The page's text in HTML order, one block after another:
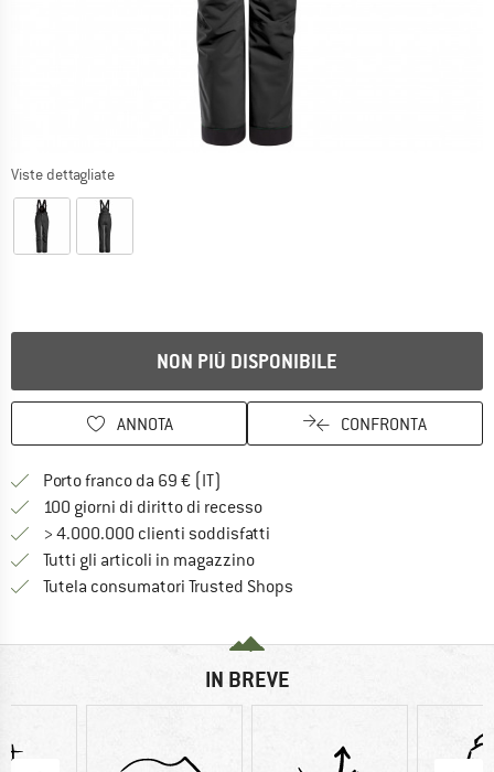
Viste dettagliate
NON PIÙ DISPONIBILE
ANNOTA CONFRONTA
Porto franco da 69 € (IT)
100 giorni di diritto di recessoVai alla politica di recesso qui
> 4.000.000 clienti soddisfatti
Tutti gli articoli in magazzino
Tutela consumatori Trusted Shops
IN BREVE